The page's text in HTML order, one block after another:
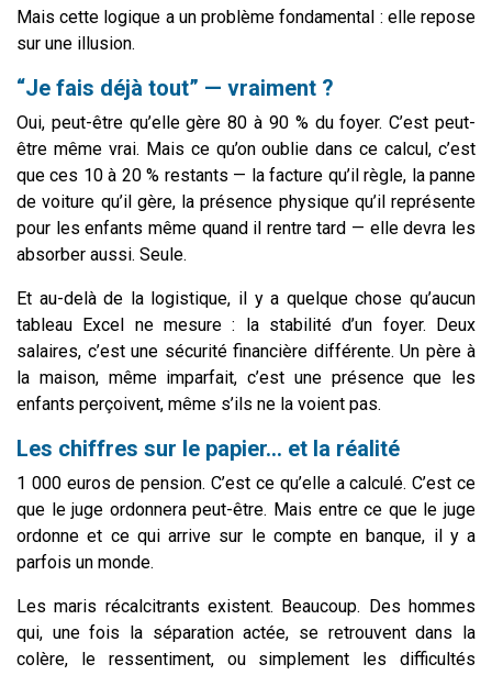
Mais cette logique a un problème fondamental : elle repose
sur une illusion.
“Je fais déjà tout” — vraiment ?
Oui, peut-être qu’elle gère 80 à 90 % du foyer. C’est peut-
être même vrai. Mais ce qu’on oublie dans ce calcul, c’est
que ces 10 à 20 % restants — la facture qu’il règle, la panne
de voiture qu’il gère, la présence physique qu’il représente
pour les enfants même quand il rentre tard — elle devra les
absorber aussi. Seule.
Et au-delà de la logistique, il y a quelque chose qu’aucun
tableau Excel ne mesure : la stabilité d’un foyer. Deux
salaires, c’est une sécurité financière différente. Un père à
la maison, même imparfait, c’est une présence que les
enfants perçoivent, même s’ils ne la voient pas.
Les chiffres sur le papier… et la réalité
1 000 euros de pension. C’est ce qu’elle a calculé. C’est ce
que le juge ordonnera peut-être. Mais entre ce que le juge
ordonne et ce qui arrive sur le compte en banque, il y a
parfois un monde.
Les maris récalcitrants existent. Beaucoup. Des hommes
qui, une fois la séparation actée, se retrouvent dans la
colère, le ressentiment, ou simplement les difficultés